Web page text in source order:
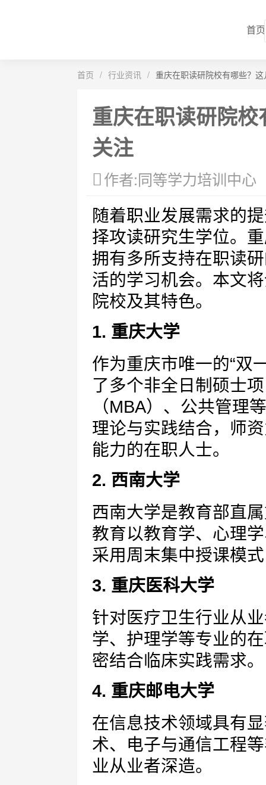
首页
首页 / 行业资讯 / 重庆在职读研院校有哪些？
重庆在职读研院
关注
作者:同等学力培训中心
随着职业发展需求的
择攻读研究生学位。
拥有多所支持在职读
活的学习机会。本文
院校及其特色。
1. 重庆大学
作为重庆市唯一的“双
了多个非全日制硕士
（MBA）、公共管理
理论与实践结合，师
能力的在职人士。
2. 西南大学
西南大学是教育部直
教育以教育学、心理
采用周末集中授课模
3. 重庆医科大学
针对医疗卫生行业从
学、护理学等专业的
密结合临床实践需求。
4. 重庆邮电大学
在信息技术领域具有
术、电子与通信工程
业从业者深造。